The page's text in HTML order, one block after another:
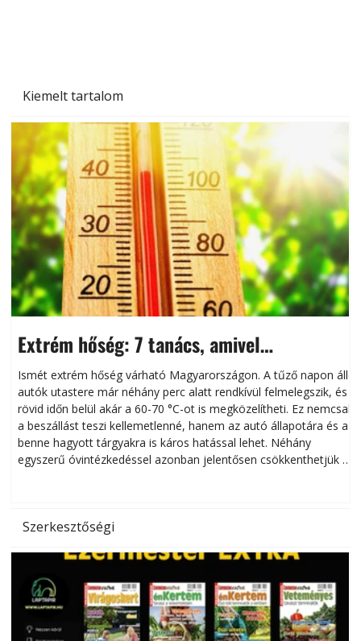
Kiemelt tartalom
Extrém hőség: 7 tanács, amivel
megóvhatjuk autónkat a nyári károktól
Ismét extrém hőség várható Magyarországon. A tűző napon álló
autók utastere már néhány perc alatt rendkívül felmelegszik, és
rövid időn belül akár a 60-70 °C-ot is megközelítheti. Ez nemcsak
a beszállást teszi kellemetlenné, hanem az autó állapotára és a
benne hagyott tárgyakra is káros hatással lehet. Néhány
egyszerű óvintézkedéssel azonban jelentősen csökkenthetjük a
Szerkesztőségi